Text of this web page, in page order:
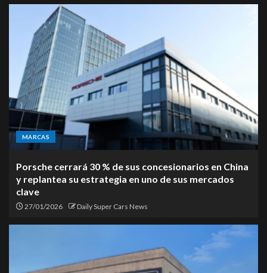
MARCAS
Porsche cerrará 30 % de sus concesionarios en China
y replantea su estrategia en uno de sus mercados
clave
27/01/2026 Daily Super Cars News